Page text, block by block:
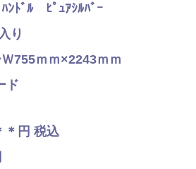
ﾝﾄﾞﾙ ﾋﾟｭｱｼﾙﾊﾞｰ
り
755ｍｍ×2243ｍｍ
ド
＊円 税込